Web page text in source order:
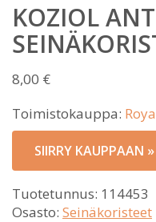
KOZIOL
8,00 €
Toimistokauppa:
SIIRRY KAUPPAAN »
Tuotetunnus: 114453
Osasto: Seinäkoristeet